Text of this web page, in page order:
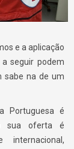
e a aplicação
seguir podem
sabe na de um
Portuguesa é
sua oferta é
internacional,